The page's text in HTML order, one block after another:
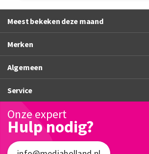
Meest bekeken deze maand
Merken
Algemeen
Service
Onze expert
Hulp nodig?